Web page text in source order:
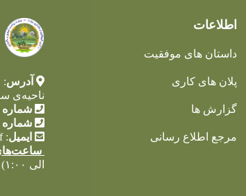
اطلاعات
داستان های موفقیت
پلان های کاری
گزارش ها
مرجع اطلاع رسانی
آدرس:
ناحیه‌ی
ایمیل:
الی ۱:۰۰)